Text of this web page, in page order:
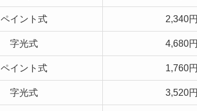
ペイント式 2,340円
字光式 4,680円
ペイント式 1,760円
字光式 3,520円